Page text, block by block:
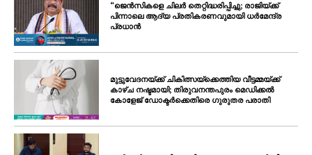
“ജെൻസികളെ ചിലർ തെറ്റിദ്ധരിപ്പിച്ചു; രാജിയ്ക്ക്
പിന്നാലെ ആദ്യ പ്രതികരണവുമായി ധർമേന്ദ്ര
പ്രധാൻ
മുട്ടുവേദനയ്ക്ക് ചികിത്സയ്‌ക്കെത്തിയ വീട്ടമ്മയ്ക്ക്
കാഴ്ച നഷ്ടമായി; തിരുവനന്തപുരം മെഡിക്കൽ
കോളേജ് ഡോക്ടർക്കെതിരെ ഗുരുതര പരാതി